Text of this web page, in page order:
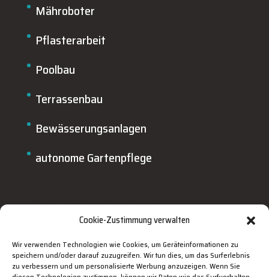
Cookie-Zustimmung verwalten
Wir verwenden Technologien wie Cookies, um Geräteinformationen zu
speichern und/oder darauf zuzugreifen. Wir tun dies, um das Surferlebnis
zu verbessern und um personalisierte Werbung anzuzeigen. Wenn Sie
Mähroboter
Pflasterarbeit
Poolbau
Terrassenbau
Bewässerungsanlagen
autonome Gartenpflege